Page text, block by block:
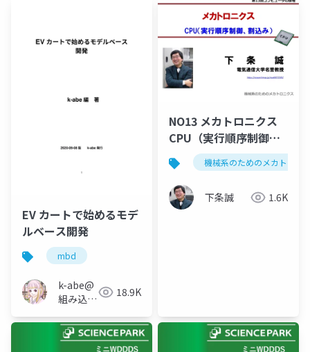
EV カートで始めるモデ
ルベース開発
mbd
k-abe@
組み込み
ェアの人
18.9K
NO13 メカトロニクス
CPU（実行順序制御、
割込み）機械系のためのメカトロニ
下条誠 1.6K